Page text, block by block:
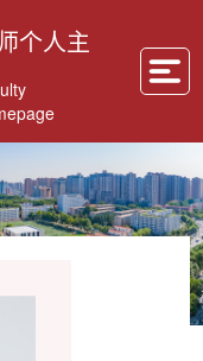
个人主